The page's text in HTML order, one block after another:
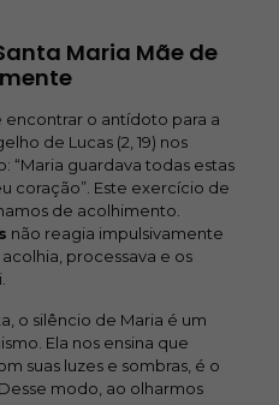
Maria Mãe de
encontrar o antídoto para a
de Lucas (2, 19) nos
“Maria guardava todas estas
coração”. Este exercício de
de acolhimento.
não reagia impulsivamente
processava e os
o silêncio de Maria é um
Ela nos ensina que
suas luzes e sombras, é o
modo, ao olharmos